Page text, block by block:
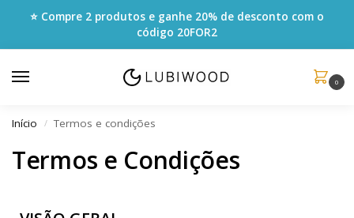
⭐ Compre 2 produtos e ganhe 20% de desconto com o
código 20FOR2
0
Início / Termos e condições
Termos e Condições